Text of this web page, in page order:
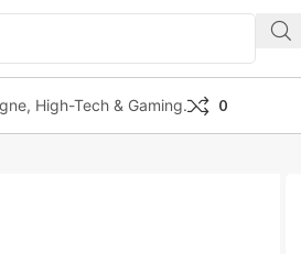
High-Tech & Gaming. 0